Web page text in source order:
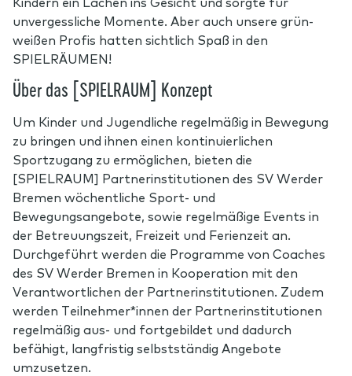
unvergessliche Momente. Aber auch unsere grün-
weißen Profis hatten sichtlich Spaß in den
SPIELRÄUMEN!
Über das [SPIELRAUM] Konzept
Um Kinder und Jugendliche regelmäßig in Bewegung
zu bringen und ihnen einen kontinuierlichen
Sportzugang zu ermöglichen, bieten die
[SPIELRAUM] Partnerinstitutionen des SV Werder
Bremen wöchentliche Sport- und
Bewegungsangebote, sowie regelmäßige Events in
der Betreuungszeit, Freizeit und Ferienzeit an.
Durchgeführt werden die Programme von Coaches
des SV Werder Bremen in Kooperation mit den
Verantwortlichen der Partnerinstitutionen. Zudem
werden Teilnehmer*innen der Partnerinstitutionen
regelmäßig aus- und fortgebildet und dadurch
befähigt, langfristig selbstständig Angebote
umzusetzen.